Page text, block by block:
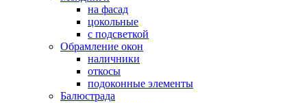
на фасад
цокольные
с подсветкой
Обрамление окон
наличники
откосы
подоконные элементы
Балюстрада